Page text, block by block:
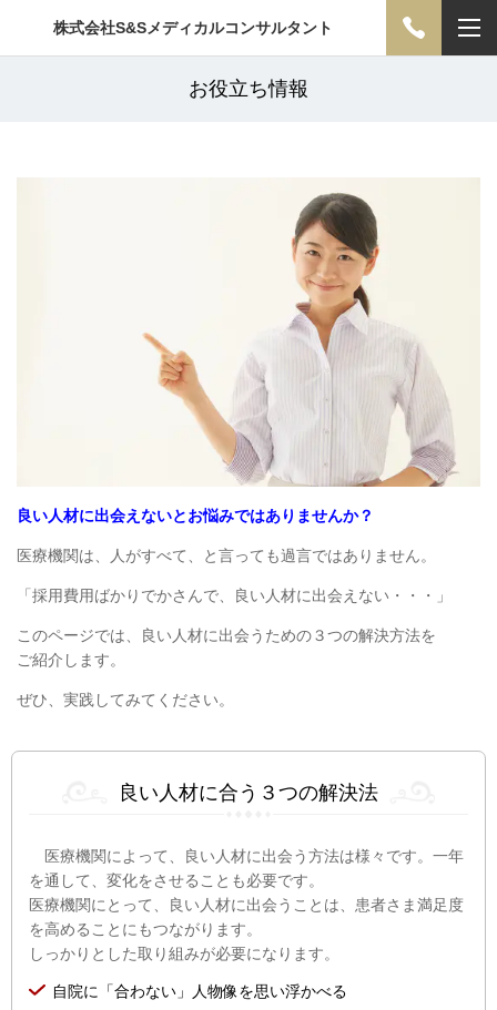
株式会社S&Sメディカルコンサルタント
お役立ち情報
良い人材に出会えないとお悩みではありませんか？
医療機関は、人がすべて、と言っても過言ではありません。
「採用費用ばかりでかさんで、良い人材に出会えない・・・」
このページでは、良い人材に出会うための３つの解決方法を
ご紹介します。
ぜひ、実践してみてください。
良い人材に合う３つの解決法
医療機関によって、良い人材に出会う方法は様々です。一年
を通して、変化をさせることも必要です。
医療機関にとって、良い人材に出会うことは、患者さま満足度
を高めることにもつながります。
しっかりとした取り組みが必要になります。
自院に「合わない」人物像を思い浮かべる